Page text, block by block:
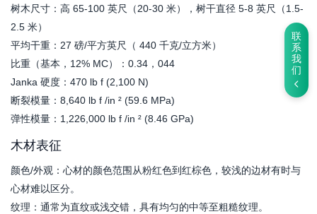
联
系
我
们
树木尺寸：高 65-100 英尺（20-30 米），树干直径 5-8 英尺（1.5-
2.5 米）
平均干重：27 磅/平方英尺（ 440 千克/立方米）
比重（基本，12% MC）：0.34，044
Janka 硬度：470 lb f (2,100 N)
断裂模量：8,640 lb f /in ² (59.6 MPa)
弹性模量：1,226,000 lb f /in ² (8.46 GPa)
木材表征
颜色/外观：心材的颜色范围从粉红色到红棕色，较浅的边材有时与
心材难以区分。
纹理：通常为直纹或浅交错，具有均匀的中等至粗糙纹理。